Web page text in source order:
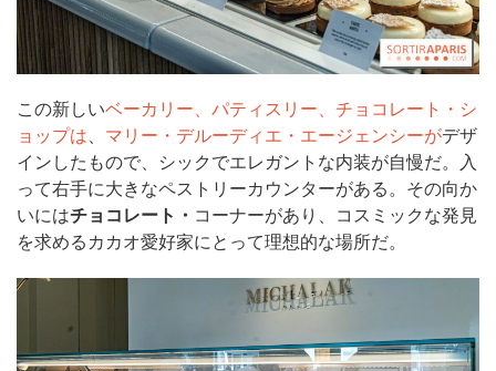
この新しいベーカリー、パティスリー、チョコレート・シ
ョップは、 マリー・デルーディエ・エージェンシーがデザ
インしたもので、シックでエレガントな内装が自慢だ。入
って右手に大きなペストリーカウンターがある。その向か
いにはチョコレート・ コーナーがあり、コスミックな発見
を求めるカカオ愛好家にとって理想的な場所だ。